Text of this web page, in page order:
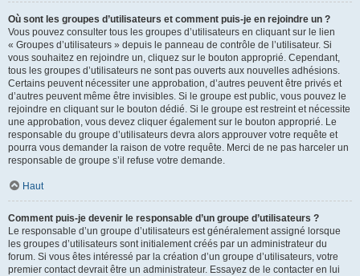
Où sont les groupes d’utilisateurs et comment puis-je en rejoindre un ?
Vous pouvez consulter tous les groupes d’utilisateurs en cliquant sur le lien
« Groupes d’utilisateurs » depuis le panneau de contrôle de l’utilisateur. Si
vous souhaitez en rejoindre un, cliquez sur le bouton approprié. Cependant,
tous les groupes d’utilisateurs ne sont pas ouverts aux nouvelles adhésions.
Certains peuvent nécessiter une approbation, d’autres peuvent être privés et
d’autres peuvent même être invisibles. Si le groupe est public, vous pouvez le
rejoindre en cliquant sur le bouton dédié. Si le groupe est restreint et nécessite
une approbation, vous devez cliquer également sur le bouton approprié. Le
responsable du groupe d’utilisateurs devra alors approuver votre requête et
pourra vous demander la raison de votre requête. Merci de ne pas harceler un
responsable de groupe s’il refuse votre demande.
Haut
Comment puis-je devenir le responsable d’un groupe d’utilisateurs ?
Le responsable d’un groupe d’utilisateurs est généralement assigné lorsque
les groupes d’utilisateurs sont initialement créés par un administrateur du
forum. Si vous êtes intéressé par la création d’un groupe d’utilisateurs, votre
premier contact devrait être un administrateur. Essayez de le contacter en lui